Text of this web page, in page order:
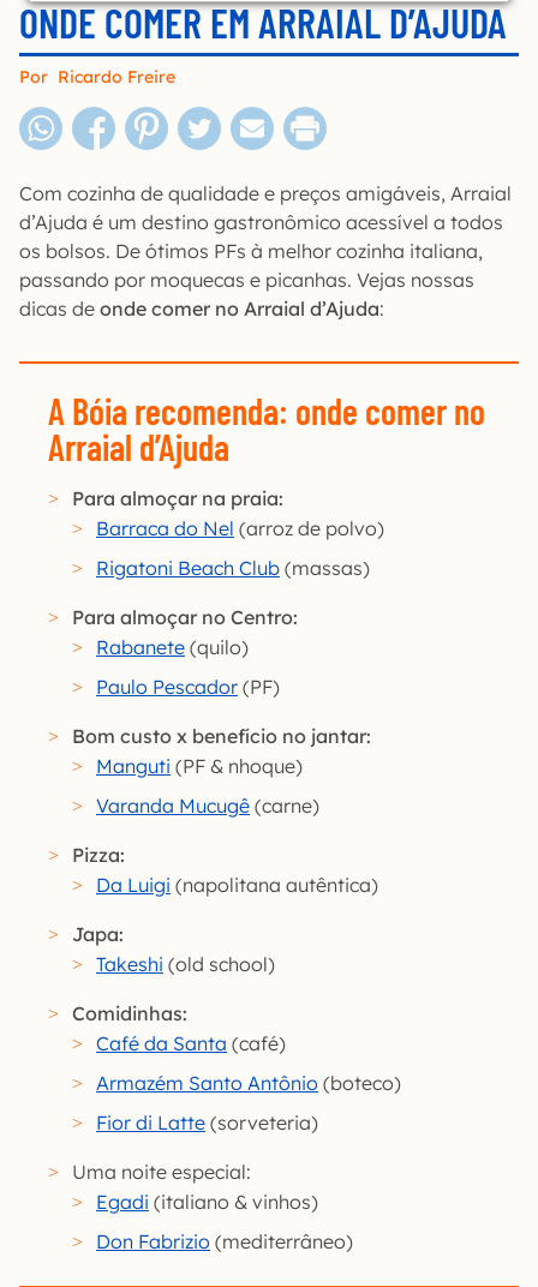
ONDE COMER EM ARRAIAL D’AJUDA
Por Ricardo Freire
Com cozinha de qualidade e preços amigáveis, Arraial
d’Ajuda é um destino gastronômico acessível a todos
os bolsos. De ótimos PFs à melhor cozinha italiana,
passando por moquecas e picanhas. Vejas nossas
dicas de onde comer no Arraial d’Ajuda:
A Bóia recomenda: onde comer no
Arraial d’Ajuda
Para almoçar na praia:
Barraca do Nel (arroz de polvo)
Rigatoni Beach Club (massas)
Para almoçar no Centro:
Rabanete (quilo)
Paulo Pescador (PF)
Bom custo x benefício no jantar:
Manguti (PF & nhoque)
Varanda Mucugê (carne)
Pizza:
Da Luigi (napolitana autêntica)
Japa:
Takeshi (old school)
Comidinhas:
Café da Santa (café)
Armazém Santo Antônio (boteco)
Fior di Latte (sorveteria)
Uma noite especial:
Egadi (italiano & vinhos)
Don Fabrizio (mediterrâneo)